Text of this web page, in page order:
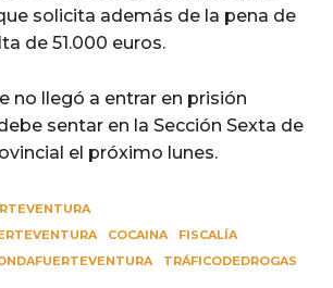
solicita además de la pena de
de 51.000 euros.
no llegó a entrar en prisión
sentar en la Sección Sexta de
el próximo lunes.
COCAINA
FISCALÍA
TRÁFICODEDROGAS